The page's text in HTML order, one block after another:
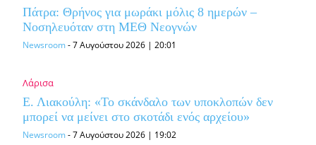
Πάτρα: Θρήνος για μωράκι μόλις 8 ημερών –
Νοσηλευόταν στη ΜΕΘ Νεογνών
Newsroom-7 Αυγούστου 2026 | 20:01
Λάρισα
Ε. Λιακούλη: «Το σκάνδαλο των υποκλοπών δεν
μπορεί να μείνει στο σκοτάδι ενός αρχείου»
Newsroom-7 Αυγούστου 2026 | 19:02